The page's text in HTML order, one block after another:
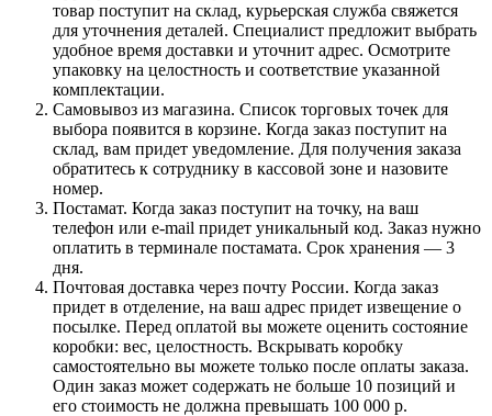
товар поступит на склад, курьерская служба свяжется
для уточнения деталей. Специалист предложит выбрать
удобное время доставки и уточнит адрес. Осмотрите
упаковку на целостность и соответствие указанной
комплектации.
Самовывоз из магазина. Список торговых точек для
выбора появится в корзине. Когда заказ поступит на
склад, вам придет уведомление. Для получения заказа
обратитесь к сотруднику в кассовой зоне и назовите
номер.
Постамат. Когда заказ поступит на точку, на ваш
телефон или e-mail придет уникальный код. Заказ нужно
оплатить в терминале постамата. Срок хранения — 3
дня.
Почтовая доставка через почту России. Когда заказ
придет в отделение, на ваш адрес придет извещение о
посылке. Перед оплатой вы можете оценить состояние
коробки: вес, целостность. Вскрывать коробку
самостоятельно вы можете только после оплаты заказа.
Один заказ может содержать не больше 10 позиций и
его стоимость не должна превышать 100 000 р.